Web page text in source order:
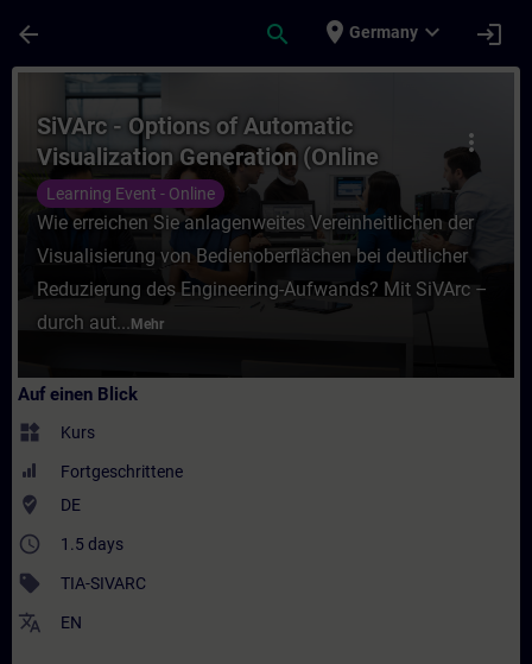
arrow_back search place Germany expand_more login
Kurs - SiVArc - Options of Automatic
more_vert
SiVArc - Options of Automatic
Visualization Generation (Online
Training)
Learning Event - Online
Wie erreichen Sie anlagenweites Vereinheitlichen der
Visualisierung von Bedienoberflächen bei deutlicher
Reduzierung des Engineering-Aufwands? Mit SiVArc –
durch aut... Mehr
Auf einen Blick
widgets Kurs
Fortgeschrittene
where_to_vote DE
access_time 1.5 days
sell TIA-SIVARC
translate EN